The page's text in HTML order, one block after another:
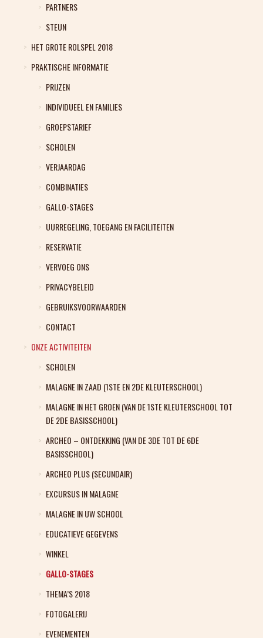
PARTNERS
STEUN
HET GROTE ROLSPEL 2018
PRAKTISCHE INFORMATIE
PRIJZEN
INDIVIDUEEL EN FAMILIES
GROEPSTARIEF
SCHOLEN
VERJAARDAG
COMBINATIES
GALLO-STAGES
UURREGELING, TOEGANG EN FACILITEITEN
RESERVATIE
VERVOEG ONS
PRIVACYBELEID
GEBRUIKSVOORWAARDEN
CONTACT
ONZE ACTIVITEITEN
SCHOLEN
MALAGNE IN ZAAD (1STE EN 2DE KLEUTERSCHOOL)
MALAGNE IN HET GROEN (VAN DE 1STE KLEUTERSCHOOL TOT
DE 2DE BASISSCHOOL)
ARCHEO – ONTDEKKING (VAN DE 3DE TOT DE 6DE
BASISSCHOOL)
ARCHEO PLUS (SECUNDAIR)
EXCURSUS IN MALAGNE
MALAGNE IN UW SCHOOL
EDUCATIEVE GEGEVENS
WINKEL
GALLO-STAGES
THEMA’S 2018
FOTOGALERIJ
EVENEMENTEN